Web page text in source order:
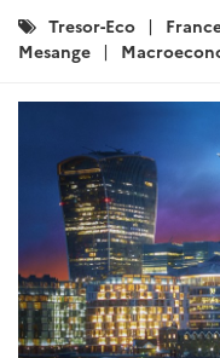
Catégories
:
Tresor-Eco
Mesange